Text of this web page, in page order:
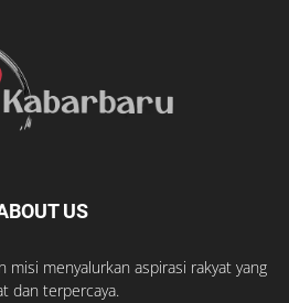
US
misi menyalurkan aspirasi rakyat yang
dan terpercaya.